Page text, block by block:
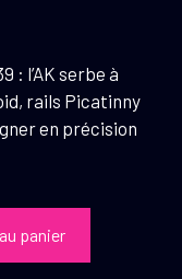
: l’AK serbe à
rails Picatinny
en précision
panier